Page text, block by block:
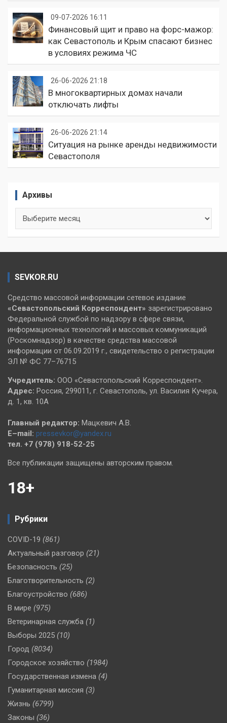
09-07-2026 16:11
Финансовый щит и право на форс-мажор:
как Севастополь и Крым спасают бизнес
в условиях режима ЧС
26-06-2026 21:18
В многоквартирных домах начали
отключать лифты
26-06-2026 21:14
Ситуация на рынке аренды недвижимости
Севастополя
Архивы
SEVKOR.RU
Средство массовой информации сетевое издание
«Севастопольский Корреспондент» зарегистрировано
Федеральной службой по надзору в сфере связи,
информационных технологий и массовых коммуникаций
(Роскомнадзор) в качестве средства массовой
информации от 06.09.2019 г., свидетельство о регистрации
ЭЛ № ФС 77–76715
Учредитель: ООО «Севастопольский Корреспондент».
Адрес: Россия, 299011, г. Севастополь, ул. Василия Кучера,
д. 1, кв. 10А
Главный редактор: Мацкевич А.В.
E–mail: pressevkor@yandex.ru
тел. +7 (978) 918-52-25
Все публикации защищены авторским правом.
18+
Рубрики
COVID-19 (861)
Актуальный разговор (21)
Безопасность (25)
Благотворительность (2)
Благоустройство (686)
В мире (975)
Ветеринарная служба (1)
Выборы 2025 (10)
Город (8034)
Городское хозяйство (1984)
Государственная измена (4)
Гуманитарная миссия (3)
Жизнь (6799)
Законы (36)